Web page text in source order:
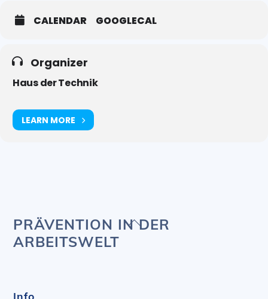
CALENDAR GOOGLECAL
Organizer
Haus der Technik
LEARN MORE
Back
PRÄVENTION IN DER
ARBEITSWELT
Info